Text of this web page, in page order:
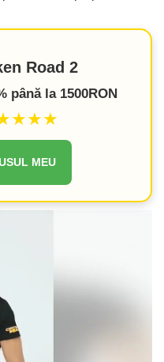
Road 2
până la 1500RON
MEU